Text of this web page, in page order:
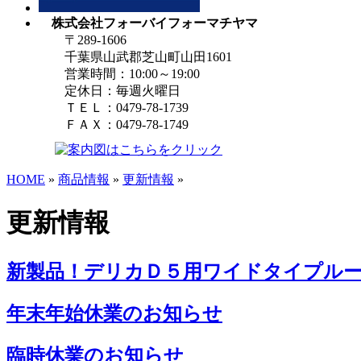
株式会社フォーバイフォーマチヤマ
〒289-1606
千葉県山武郡芝山町山田1601
営業時間：10:00～19:00
定休日：毎週火曜日
ＴＥＬ：0479-78-1739
ＦＡＸ：0479-78-1749
HOME » 商品情報 » 更新情報 »
更新情報
新製品！デリカＤ５用ワイドタイプル
年末年始休業のお知らせ
臨時休業のお知らせ